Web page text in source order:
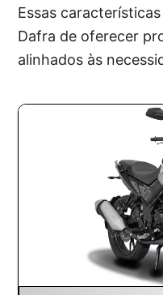
Essas
Dafra de oferecer
alinhados às